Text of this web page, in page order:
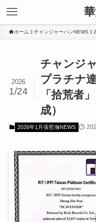
ホーム チャンジャーハンNEWS
チャンジ
プラチナ
「拾荒者
成）
2026
1/24
2026年1月張哲瀚NEWS